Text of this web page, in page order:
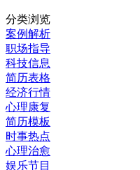
分类浏览
案例解析
职场指导
科技信息
简历表格
经济行情
心理康复
简历模板
时事热点
心理治愈
娱乐节目